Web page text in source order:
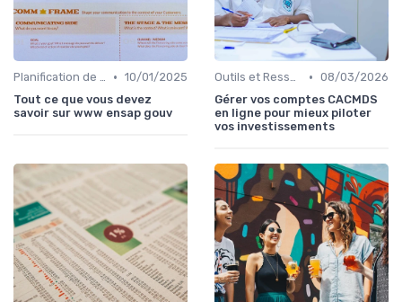
Planification de la Retraite • 10/01/2025
Tout ce que vous devez
savoir sur www ensap gouv
Outils et Ressources Financières • 08/03/2026
Gérer vos comptes CACMDS
en ligne pour mieux piloter
vos investissements